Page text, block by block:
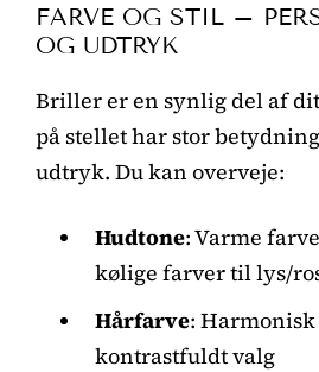
FARVE OG STIL –
OG UDTRYK
Briller er en synlig del af
på stellet har stor
udtryk. Du kan overveje:
Hudtone: Varme
kølige farver til lys/
Hårfarve:
kontrastfuldt valg